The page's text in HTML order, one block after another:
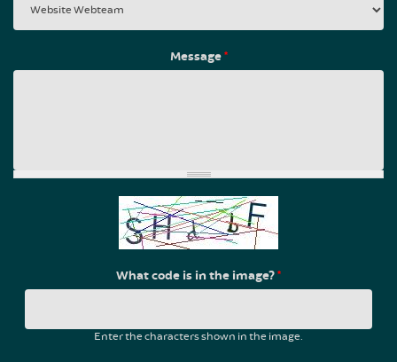
Message*
What code is in the image?*
Enter the characters shown in the image.